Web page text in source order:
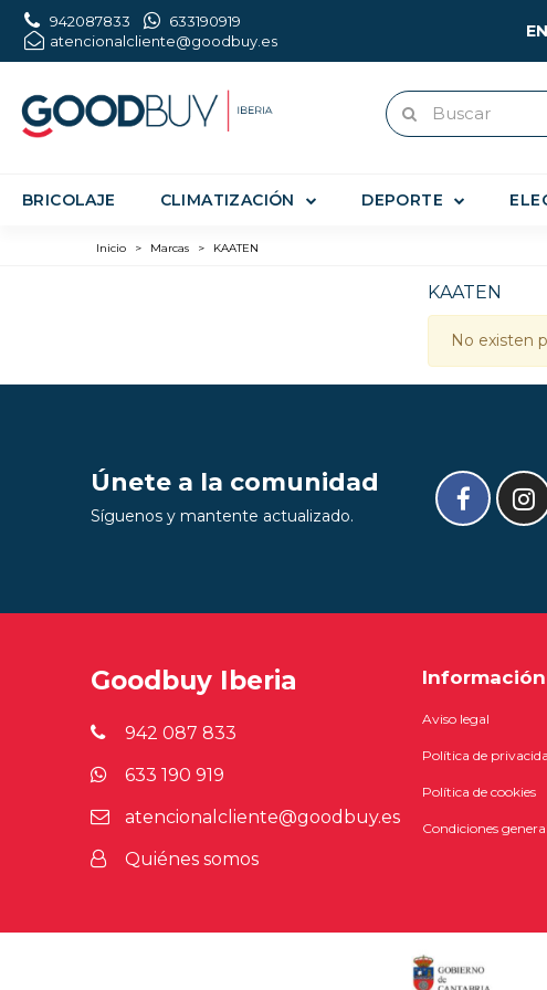
942087833
633190919
atencionalcliente@goodbuy.es
BRICOLAJE CLIMATIZACIÓN DEPORTE
Inicio > Marcas > KAATEN
KAATEN
No existen
Únete a la comunidad
Síguenos y mantente actualizado.
Goodbuy Iberia
942 087 833
633 190 919
atencionalcliente@goodbuy.es
Quiénes somos
Información
Aviso legal
Política de
Política de cookies
Condiciones